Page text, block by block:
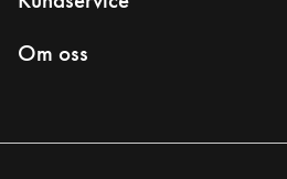
Om oss